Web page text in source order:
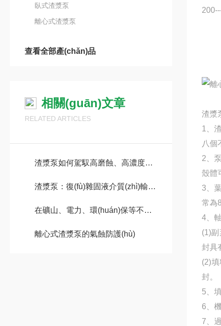
臥式渣漿泵
離心式渣漿泵
查看全部產(chǎn)品
相關(guān)文章
RELATED ARTICLES
渣漿泵如何駕馭高磨蝕、高濃度固液兩相流的工業(yè)挑戰(zhàn)？
渣漿泵：復(fù)雜固液介質(zhì)輸送核心裝備，賦能多行業(yè)高效穩(wěn)定生產(chǎn)
在礦山、電力、環(huán)保等不同行業(yè)中，渣漿泵的應(yīng)用有何差異？
離心式渣漿泵的氣蝕防護(hù)
渣漿
1
八個
2、
殼體
3
常為
4、
(1)
封具
(2)
封。
5、
6、
7、